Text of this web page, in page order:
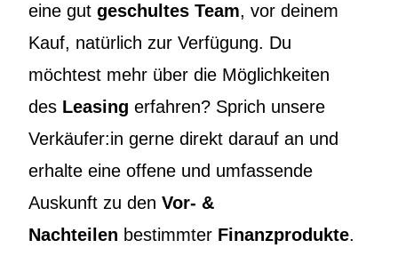
eine gutgeschultes Team, vor deinem
Kauf, natürlich zur Verfügung. Du
möchtest mehr über die Möglichkeiten
des Leasing erfahren? Sprich unsere
Verkäufer:in gerne direkt darauf an und
erhalte eine offene und umfassende
Auskunft zu denVor- &
Nachteilen bestimmter Finanzprodukte.